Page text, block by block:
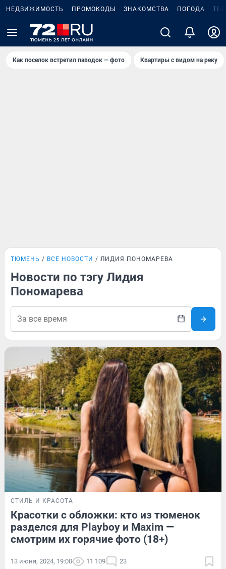
НЕДВИЖИМОСТЬ ПРОМОКОДЫ ЗНАКОМСТВА ПОГОДА
Как поселок встретил паводок — фото Квартиры с видом на реку
ТЮМЕНЬ ВСЕ НОВОСТИ ЛИДИЯ ПОНОМАРЕВА
Новости по тэгу Лидия
Пономарева
СТИЛЬ И КРАСОТА
Красотки с обложки: кто из тюменок
разделся для Playboy и Maxim —
смотрим их горячие фото (18+)
13 июня, 2024, 19:00 11 109 23